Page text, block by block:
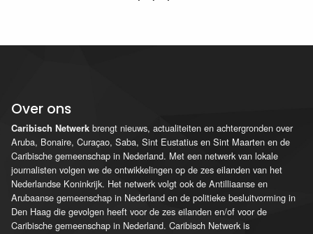
Over ons
Caribisch Netwerk brengt nieuws, actualiteiten en achtergronden over
Aruba, Bonaire, Curaçao, Saba, Sint Eustatius en Sint Maarten en de
Caribische gemeenschap in Nederland. Met een netwerk van lokale
journalisten volgen we de ontwikkelingen op de zes eilanden van het
Nederlandse Koninkrijk. Het netwerk volgt ook de Antilliaanse en
Arubaanse gemeenschap in Nederland en de politieke besluitvorming in
Den Haag die gevolgen heeft voor de zes eilanden en/of voor de
Caribische gemeenschap in Nederland. Caribisch Netwerk is